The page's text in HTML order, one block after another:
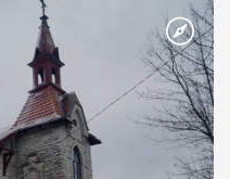
данным - в 1902 году).
украинские
римско-